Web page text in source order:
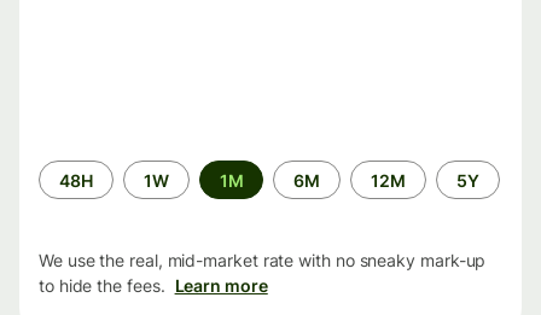
Time
period
48H 1W 1M 6M 12M 5Y
We use the real, mid-market rate with no sneaky mark-up
to hide the fees. Learn more